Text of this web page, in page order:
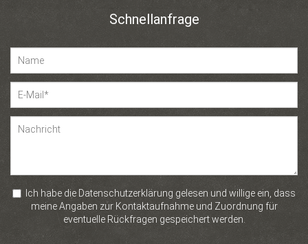
Schnellanfrage
Ich habe die Datenschutzerklärung gelesen und willige ein, dass
meine Angaben zur Kontaktaufnahme und Zuordnung für
eventuelle Rückfragen gespeichert werden.